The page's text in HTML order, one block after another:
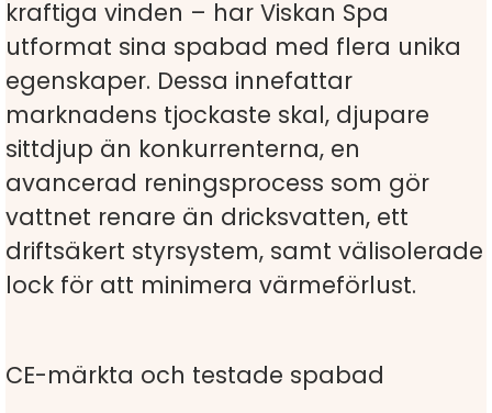
kraftiga vinden – har Viskan Spa
utformat sina spabad med flera unika
egenskaper. Dessa innefattar
marknadens tjockaste skal, djupare
sittdjup än konkurrenterna, en
avancerad reningsprocess som gör
vattnet renare än dricksvatten, ett
driftsäkert styrsystem, samt välisolerade
lock för att minimera värmeförlust.
CE-märkta och testade spabad